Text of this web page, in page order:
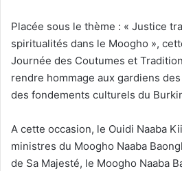
Placée sous le thème : « Justice
spiritualités dans le Moogho »,
Journée des Coutumes et
rendre hommage aux gardiens
des fondements culturels du
A cette occasion, le Ouidi Naaba
ministres du Moogho Naaba
de Sa Majesté, le Moogho Naaba